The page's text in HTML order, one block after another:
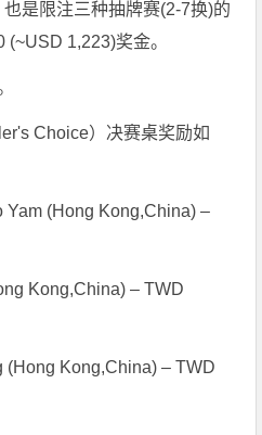
是限注三种抽牌赛(2-7换)的
1,223)奖金。
Choice）决赛桌奖励如
Yam (Hong Kong,China) –
Kong,China) – TWD
(Hong Kong,China) – TWD